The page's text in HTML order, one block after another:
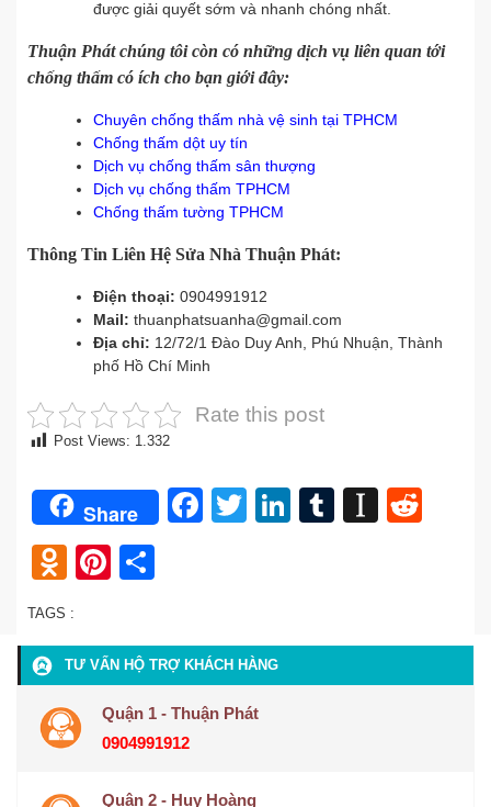
được giải quyết sớm và nhanh chóng nhất.
Thuận Phát chúng tôi còn có những dịch vụ liên quan tới
chống thấm có ích cho bạn giới đây:
Chuyên chống thấm nhà vệ sinh tại TPHCM
Chống thấm dột uy tín
Dịch vụ chống thấm sân thượng
Dịch vụ chống thấm TPHCM
Chống thấm tường TPHCM
Thông Tin Liên Hệ Sửa Nhà Thuận Phát:
Điện thoại: 0904991912
Mail: thuanphatsuanha@gmail.com
Địa chỉ: 12/72/1 Đào Duy Anh, Phú Nhuận, Thành
phố Hồ Chí Minh
Rate this post
Post Views: 1.332
Share Facebook
TwitterLinkedIn
Tumblr
Odnoklassniki
Pinterest
TAGS :
TƯ VẤN HỘ TRỢ KHÁCH HÀNG
Quận 1 - Thuận Phát
0904991912
Quận 2 - Huy Hoàng